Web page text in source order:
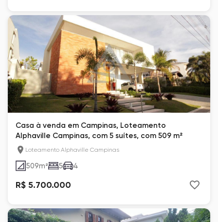
Casa à venda em Campinas, Loteamento
Alphaville Campinas, com 5 suítes, com 509 m²
Loteamento Alphaville Campinas
509m² 5 4
R$ 5.700.000